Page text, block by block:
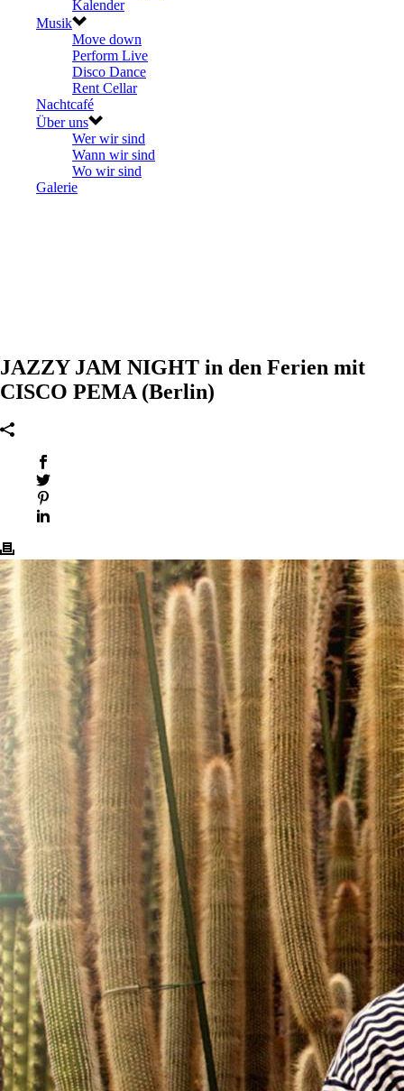
Kalender
Musik
Move down
Perform Live
Disco Dance
Rent Cellar
Nachtcafé
Über uns
Wer wir sind
Wann wir sind
Wo wir sind
Galerie
JAZZY JAM NIGHT in den Ferien mit
CISCO PEMA (Berlin)